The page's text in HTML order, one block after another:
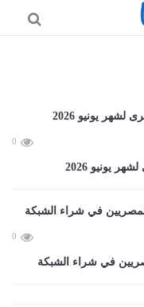
0
0
في شراء الشبكة